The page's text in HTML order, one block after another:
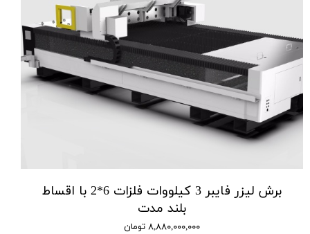
برش لیزر فایبر 3 کیلووات فلزات 6*2 با اقساط
بلند مدت
۸,۸۸۰,۰۰۰,۰۰۰ تومان